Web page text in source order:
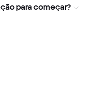
para começar?